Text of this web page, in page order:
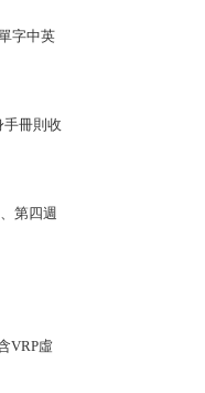
字中英
冊則收
第四週
VRP虛